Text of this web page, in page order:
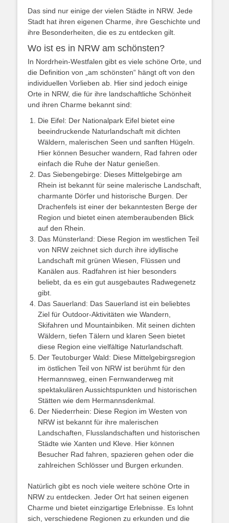
Das sind nur einige der vielen Städte in NRW. Jede
Stadt hat ihren eigenen Charme, ihre Geschichte und
ihre Besonderheiten, die es zu entdecken gilt.
Wo ist es in NRW am schönsten?
In Nordrhein-Westfalen gibt es viele schöne Orte, und
die Definition von „am schönsten“ hängt oft von den
individuellen Vorlieben ab. Hier sind jedoch einige
Orte in NRW, die für ihre landschaftliche Schönheit
und ihren Charme bekannt sind:
Die Eifel: Der Nationalpark Eifel bietet eine
beeindruckende Naturlandschaft mit dichten
Wäldern, malerischen Seen und sanften Hügeln.
Hier können Besucher wandern, Rad fahren oder
einfach die Ruhe der Natur genießen.
Das Siebengebirge: Dieses Mittelgebirge am
Rhein ist bekannt für seine malerische Landschaft,
charmante Dörfer und historische Burgen. Der
Drachenfels ist einer der bekanntesten Berge der
Region und bietet einen atemberaubenden Blick
auf den Rhein.
Das Münsterland: Diese Region im westlichen Teil
von NRW zeichnet sich durch ihre idyllische
Landschaft mit grünen Wiesen, Flüssen und
Kanälen aus. Radfahren ist hier besonders
beliebt, da es ein gut ausgebautes Radwegenetz
gibt.
Das Sauerland: Das Sauerland ist ein beliebtes
Ziel für Outdoor-Aktivitäten wie Wandern,
Skifahren und Mountainbiken. Mit seinen dichten
Wäldern, tiefen Tälern und klaren Seen bietet
diese Region eine vielfältige Naturlandschaft.
Der Teutoburger Wald: Diese Mittelgebirgsregion
im östlichen Teil von NRW ist berühmt für den
Hermannsweg, einen Fernwanderweg mit
spektakulären Aussichtspunkten und historischen
Stätten wie dem Hermannsdenkmal.
Der Niederrhein: Diese Region im Westen von
NRW ist bekannt für ihre malerischen
Landschaften, Flusslandschaften und historischen
Städte wie Xanten und Kleve. Hier können
Besucher Rad fahren, spazieren gehen oder die
zahlreichen Schlösser und Burgen erkunden.
Natürlich gibt es noch viele weitere schöne Orte in
NRW zu entdecken. Jeder Ort hat seinen eigenen
Charme und bietet einzigartige Erlebnisse. Es lohnt
sich, verschiedene Regionen zu erkunden und die